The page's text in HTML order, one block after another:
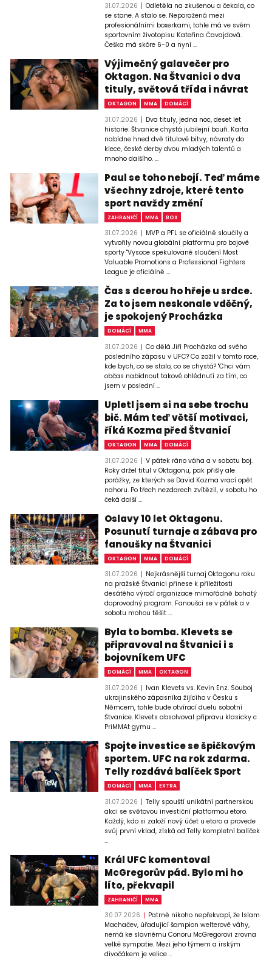
31.07.2026
Odletěla na zkušenou a čekala, co
se stane. A stalo se. Neporažená mezi
profesionálními boxerkami, tohle má ve svém
sportovním životopisu Kateřina Čavajdová.
Češka má skóre 6-0 a nyní ...
Výjimečný galavečer pro
Oktagon. Na Štvanici o dva
tituly, světová třída i návrat
OKTAGON MMA DOMÁCÍ
31.07.2026
Dva tituly, jedna noc, deset let
historie. Štvanice chystá jubilejní bouři. Karta
nabídne hned dvě titulové bitvy, návraty do
klece, české derby dvou mladých talentů a
mnoho dalšího. ...
Paul se toho nebojí. Teď máme
všechny zdroje, které tento
sport navždy změní
ZAHRANIČÍ MMA BOX
31.07.2026
MVP a PFL se oficiálně sloučily a
vytvořily novou globální platformu pro bojové
sporty "Vysoce spekulované sloučení Most
Valuable Promotions a Professional Fighters
League je oficiálně ...
Čas s dcerou ho hřeje u srdce.
Za to jsem neskonale vděčný,
je spokojený Procházka
DOMÁCÍ MMA
31.07.2026
Co dělá Jiří Procházka od svého
posledního zápasu v UFC? Co zažil v tomto roce,
kde bych, co se stalo, co se chystá? "Chci vám
občas nabídnout takové ohlédnutí za tím, co
jsem v poslední ...
Upletl jsem si na sebe trochu
bič. Mám teď větší motivaci,
říká Kozma před Štvanicí
OKTAGON MMA DOMÁCÍ
31.07.2026
V pátek ráno váha a v sobotu boj.
Roky držel titul v Oktagonu, pak přišly ale
porážky, ze kterých se David Kozma vrací opět
nahoru. Po třech nezdarech zvítězil, v sobotu ho
čeká další ...
Oslavy 10 let Oktagonu.
Posunutí turnaje a zábava pro
fanoušky na Štvanici
OKTAGON MMA DOMÁCÍ
31.07.2026
Nejkrásnější turnaj Oktagonu roku
na pražské Štvanici přinese k příležitosti
desátého výročí organizace mimořádně bohatý
doprovodný program. Fanoušci se v pátek a v
sobotu mohou těšit ...
Byla to bomba. Klevets se
připravoval na Štvanici i s
bojovníkem UFC
DOMÁCÍ MMA OKTAGON
31.07.2026
Ivan Klevets vs. Kevin Enz. Souboj
ukrajinského zápasníka žijícího v Česku s
Němcem, tohle bude otvírací duelu sobotní
Štvanice. Klevets absolvoval přípravu klasicky c
PriMMAt gymu ...
Spojte investice se špičkovým
sportem. UFC na rok zdarma.
Telly rozdává balíček Sport
DOMÁCÍ MMA EXTRA
31.07.2026
Telly spouští unikátní partnerskou
akci se světovou investiční platformou etoro.
Každý, kdo si založí nový účet u etoro a provede
svůj první vklad, získá od Telly kompletní balíček
...
Král UFC komentoval
McGregorův pád. Bylo mi ho
líto, překvapil
ZAHRANIČÍ MMA
30.07.2026
Patrně nikoho nepřekvapí, že Islam
Machačev, úřadující šampion welterové váhy,
nemá ke slavnému Conoru McGregorovi zrovna
velké sympatie. Mezi jeho týmem a irským
divočákem je velice ...